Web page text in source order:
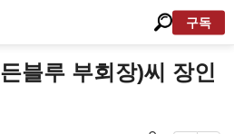
구독
블루 부회장)씨 장인